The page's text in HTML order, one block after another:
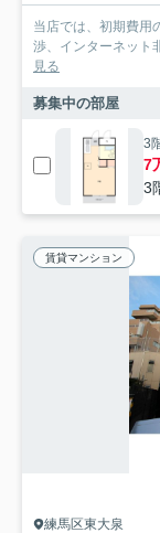
当店では、初期費用
渉、インターネット
見る
募集中の部屋
3
7
3
賃貸マンション
練馬区東大泉